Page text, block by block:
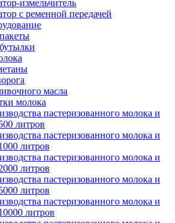
измельчитель
с ременной передачей
масла
молока
пастеризованного молока и
литров
пастеризованного молока и
литров
пастеризованного молока и
литров
пастеризованного молока и
литров
пастеризованного молока и
литров